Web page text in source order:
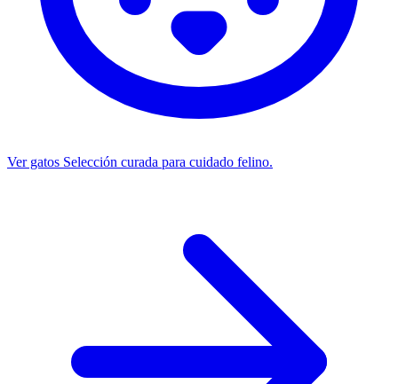
Ver gatos Selección curada para cuidado felino.